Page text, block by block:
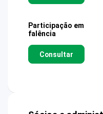
Participação em
falência
Consultar